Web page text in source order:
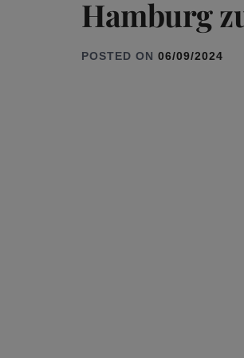
Hamburg
POSTED ON 06/09/2024